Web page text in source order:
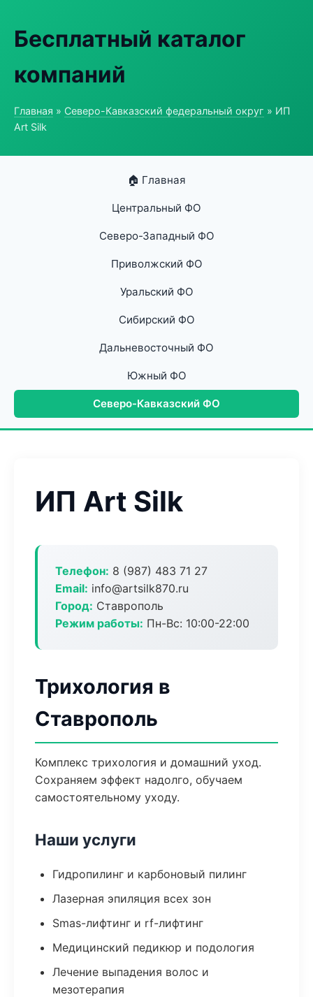
Бесплатный каталог
компаний
Главная » Северо-Кавказский федеральный округ » ИП
Art Silk
🏠 Главная
Центральный ФО
Северо-Западный ФО
Приволжский ФО
Уральский ФО
Сибирский ФО
Дальневосточный ФО
Южный ФО
Северо-Кавказский ФО
ИП Art Silk
Телефон: 8 (987) 483 71 27
Email: info@artsilk870.ru
Город: Ставрополь
Режим работы: Пн-Вс: 10:00-22:00
Трихология в
Ставрополь
Комплекс трихология и домашний уход.
Сохраняем эффект надолго, обучаем
самостоятельному уходу.
Наши услуги
Гидропилинг и карбоновый пилинг
Лазерная эпиляция всех зон
Smas-лифтинг и rf-лифтинг
Медицинский педикюр и подология
Лечение выпадения волос и
мезотерапия